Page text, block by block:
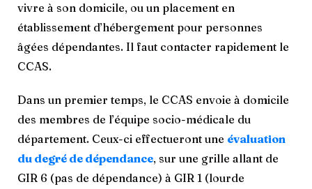
vivre à son domicile, ou un placement en
établissement d’hébergement pour personnes
âgées dépendantes. Il faut contacter rapidement le
CCAS.
Dans un premier temps, le CCAS envoie à domicile
des membres de l’équipe socio-médicale du
département. Ceux-ci effectueront une évaluation
du degré de dépendance, sur une grille allant de
GIR 6 (pas de dépendance) à GIR 1 (lourde